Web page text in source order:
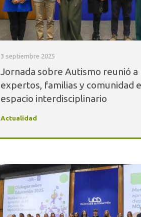
3 septiembre 2025
Jornada sobre Autismo reunió a
expertos, familias y comunidad
espacio interdisciplinario
Actualidad